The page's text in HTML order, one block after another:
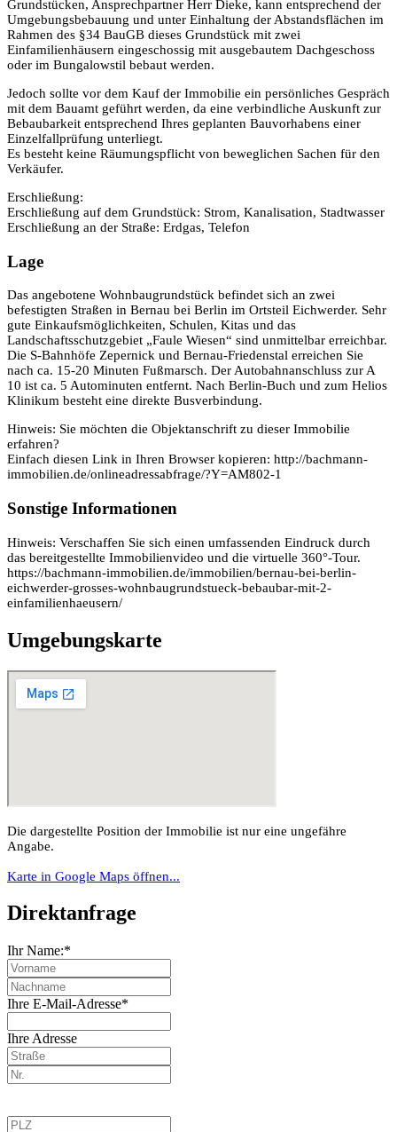
Grundstücken, Ansprechpartner Herr Dieke, kann entsprechend der
Umgebungsbebauung und unter Einhaltung der Abstandsflächen im
Rahmen des §34 BauGB dieses Grundstück mit zwei
Einfamilienhäusern eingeschossig mit ausgebautem Dachgeschoss
oder im Bungalowstil bebaut werden.
Jedoch sollte vor dem Kauf der Immobilie ein persönliches Gespräch
mit dem Bauamt geführt werden, da eine verbindliche Auskunft zur
Bebaubarkeit entsprechend Ihres geplanten Bauvorhabens einer
Einzelfallprüfung unterliegt.
Es besteht keine Räumungspflicht von beweglichen Sachen für den
Verkäufer.
Erschließung:
Erschließung auf dem Grundstück: Strom, Kanalisation, Stadtwasser
Erschließung an der Straße: Erdgas, Telefon
Lage
Das angebotene Wohnbaugrundstück befindet sich an zwei
befestigten Straßen in Bernau bei Berlin im Ortsteil Eichwerder. Sehr
gute Einkaufsmöglichkeiten, Schulen, Kitas und das
Landschaftsschutzgebiet „Faule Wiesen“ sind unmittelbar erreichbar.
Die S-Bahnhöfe Zepernick und Bernau-Friedenstal erreichen Sie
nach ca. 15-20 Minuten Fußmarsch. Der Autobahnanschluss zur A
10 ist ca. 5 Autominuten entfernt. Nach Berlin-Buch und zum Helios
Klinikum besteht eine direkte Busverbindung.
Hinweis: Sie möchten die Objektanschrift zu dieser Immobilie
erfahren?
Einfach diesen Link in Ihren Browser kopieren: http://bachmann-
immobilien.de/onlineadressabfrage/?Y=AM802-1
Sonstige Informationen
Hinweis: Verschaffen Sie sich einen umfassenden Eindruck durch
das bereitgestellte Immobilienvideo und die virtuelle 360°-Tour.
https://bachmann-immobilien.de/immobilien/bernau-bei-berlin-
eichwerder-grosses-wohnbaugrundstueck-bebaubar-mit-2-
einfamilienhaeusern/
Umgebungskarte
Die dargestellte Position der Immobilie ist nur eine ungefähre
Angabe.
Karte in Google Maps öffnen...
Direktanfrage
Ihr Name:*
Ihre E-Mail-Adresse*
Ihre Adresse